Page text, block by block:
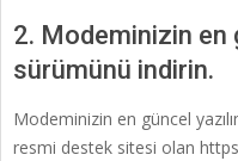
2. Modeminizin en
sürümünü indirin.
Modeminizin en güncel
resmi destek sitesi olan